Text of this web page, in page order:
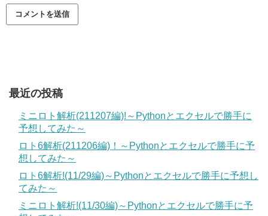
最近の投稿
ミニロト解析(211207編)!～Pythonとエクセルで勝手に
予想してみた～
ロト6解析(211206編)！～Pythonとエクセルで勝手に予
想してみた～
ロト6解析!(11/29編)～Pythonとエクセルで勝手に予想し
てみた～
ミニロト解析!(11/30編)～Pythonとエクセルで勝手に予